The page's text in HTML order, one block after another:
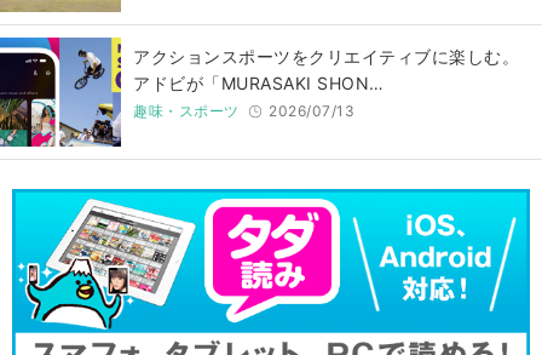
アクションスポーツをクリエイティブに楽しむ。
アドビが「MURASAKI SHON…
趣味・スポーツ 2026/07/13